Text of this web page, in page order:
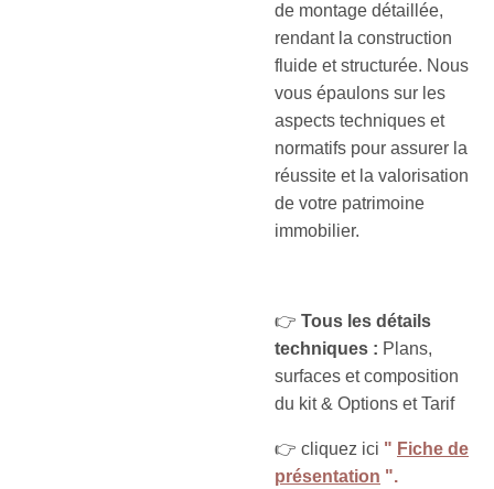
de montage détaillée,
rendant la construction
fluide et structurée. Nous
vous épaulons sur les
aspects techniques et
normatifs pour assurer la
réussite et la valorisation
de votre patrimoine
immobilier.
👉 Tous les détails
techniques : Plans,
surfaces et composition
du kit & Options et Tarif
👉 cliquez ici " Fiche de
présentation ".